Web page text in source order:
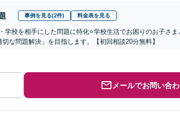
事例を見る(2件) 料金表を見る
学校を相手にした問題に特化⭐️学校生活でお困りのお子さ
な問題解決」を目指します。【初回相談20分無料】
メールでお問い合